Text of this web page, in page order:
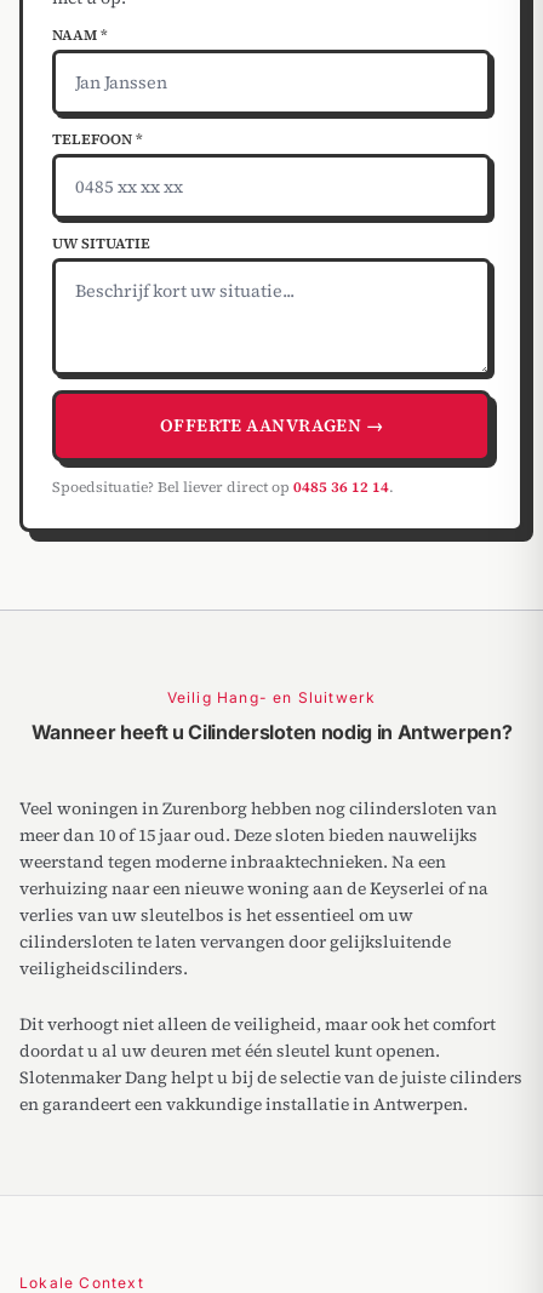
NAAM *
TELEFOON *
UW SITUATIE
OFFERTE AANVRAGEN →
Spoedsituatie? Bel liever direct op 0485 36 12 14.
Veilig Hang- en Sluitwerk
Wanneer heeft u Cilindersloten nodig in Antwerpen?
Veel woningen in Zurenborg hebben nog cilindersloten van
meer dan 10 of 15 jaar oud. Deze sloten bieden nauwelijks
weerstand tegen moderne inbraaktechnieken. Na een
verhuizing naar een nieuwe woning aan de Keyserlei of na
verlies van uw sleutelbos is het essentieel om uw
cilindersloten te laten vervangen door gelijksluitende
veiligheidscilinders.
Dit verhoogt niet alleen de veiligheid, maar ook het comfort
doordat u al uw deuren met één sleutel kunt openen.
Slotenmaker Dang helpt u bij de selectie van de juiste cilinders
en garandeert een vakkundige installatie in Antwerpen.
Lokale Context